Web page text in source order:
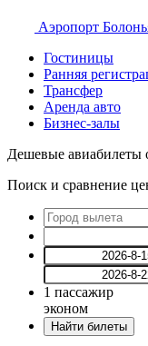
Аэропорт
Гостиницы
Ранняя
Трансфер
Аренда авто
Бизнес-залы
Дешевые авиабилеты
Поиск и сравнение
1 пассажир
эконом
Найти билеты